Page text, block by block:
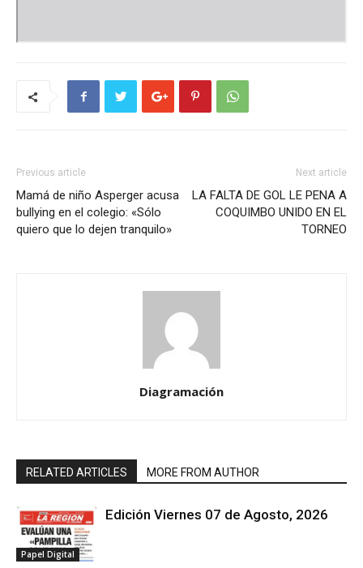
Previous article
Mamá de niño Asperger acusa
bullying en el colegio: «Sólo
quiero que lo dejen tranquilo»
Next article
LA FALTA DE GOL LE PENA A
COQUIMBO UNIDO EN EL
TORNEO
Diagramación
RELATED ARTICLES MORE FROM AUTHOR
Papel Digital
Edición Viernes 07 de Agosto, 2026